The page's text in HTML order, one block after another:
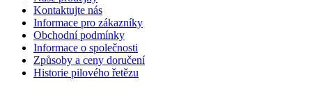
Kontaktujte nás
Informace pro zákazníky
Obchodní podmínky
Informace o společnosti
Způsoby a ceny doručení
Historie pilového řetězu